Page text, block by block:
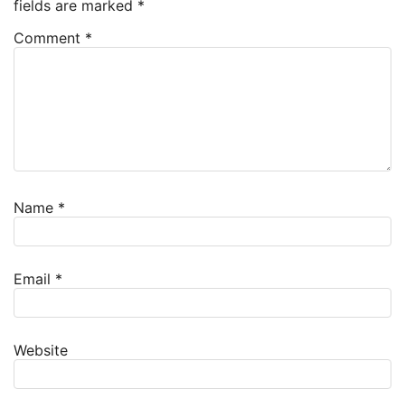
fields are marked *
Comment *
Name *
Email *
Website